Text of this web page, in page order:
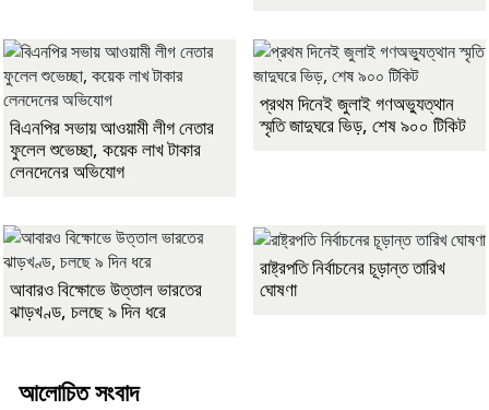
বিএনপির সভায় আওয়ামী লীগ নেতার
ফুলেল শুভেচ্ছা, কয়েক লাখ টাকার
লেনদেনের অভিযোগ
প্রথম দিনেই জুলাই গণঅভ্যুত্থান
স্মৃতি জাদুঘরে ভিড়, শেষ ৯০০ টিকিট
আবারও বিক্ষোভে উত্তাল ভারতের
ঝাড়খণ্ড, চলছে ৯ দিন ধরে
রাষ্ট্রপতি নির্বাচনের চূড়ান্ত তারিখ
ঘোষণা
আলোচিত সংবাদ